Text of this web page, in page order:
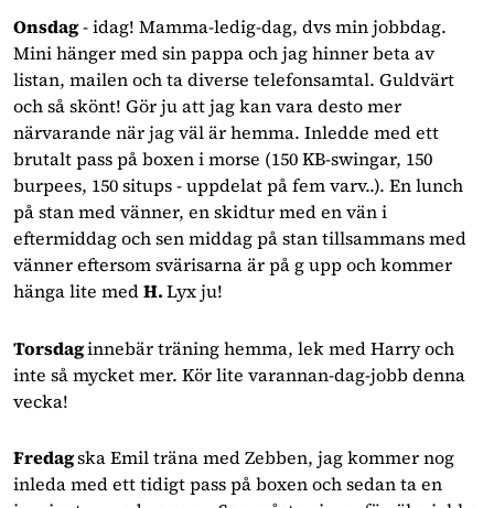
Onsdag - idag! Mamma-ledig-dag, dvs min jobbdag.
Mini hänger med sin pappa och jag hinner beta av
listan, mailen och ta diverse telefonsamtal. Guldvärt
och så skönt! Gör ju att jag kan vara desto mer
närvarande när jag väl är hemma. Inledde med ett
brutalt pass på boxen i morse (150 KB-swingar, 150
burpees, 150 situps - uppdelat på fem varv..). En lunch
på stan med vänner, en skidtur med en vän i
eftermiddag och sen middag på stan tillsammans med
vänner eftersom svärisarna är på g upp och kommer
hänga lite med H. Lyx ju!
Torsdag innebär träning hemma, lek med Harry och
inte så mycket mer. Kör lite varannan-dag-jobb denna
vecka!
Fredag ska Emil träna med Zebben, jag kommer nog
inleda med ett tidigt pass på boxen och sedan ta en